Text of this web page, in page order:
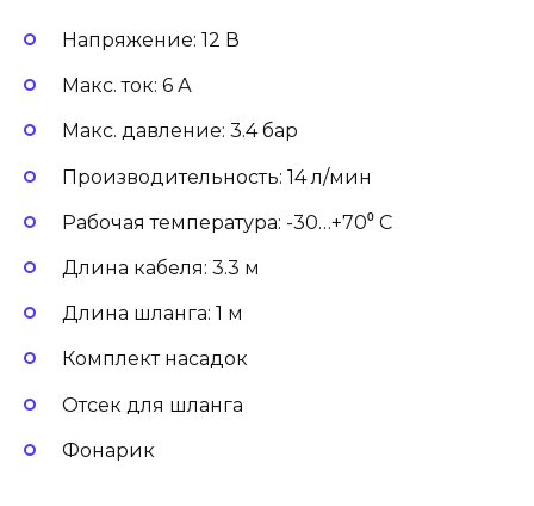
Напряжение: 12 В
Макс. ток: 6 А
Макс. давление: 3.4 бар
Производительность: 14 л/мин
Рабочая температура: -30…+70⁰ С
Длина кабеля: 3.3 м
Длина шланга: 1 м
Комплект насадок
Отсек для шланга
Фонарик